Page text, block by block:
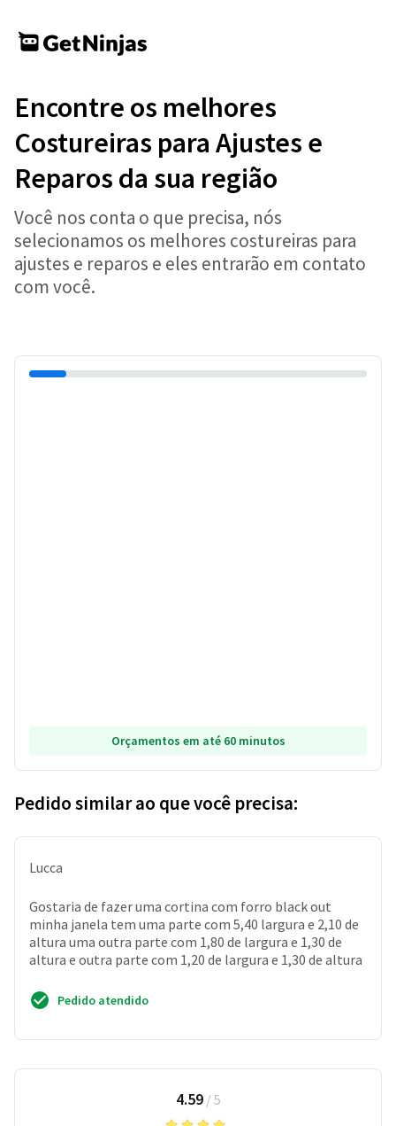
Encontre os melhores
Costureiras para Ajustes e
Reparos da sua região
Você nos conta o que precisa, nós
selecionamos os melhores costureiras para
ajustes e reparos e eles entrarão em contato
com você.
Orçamentos em até 60 minutos
Pedido similar ao que você precisa:
Lucca
Gostaria de fazer uma cortina com forro black out
minha janela tem uma parte com 5,40 largura e 2,10 de
altura uma outra parte com 1,80 de largura e 1,30 de
altura e outra parte com 1,20 de largura e 1,30 de altura
Pedido atendido
4.59/ 5